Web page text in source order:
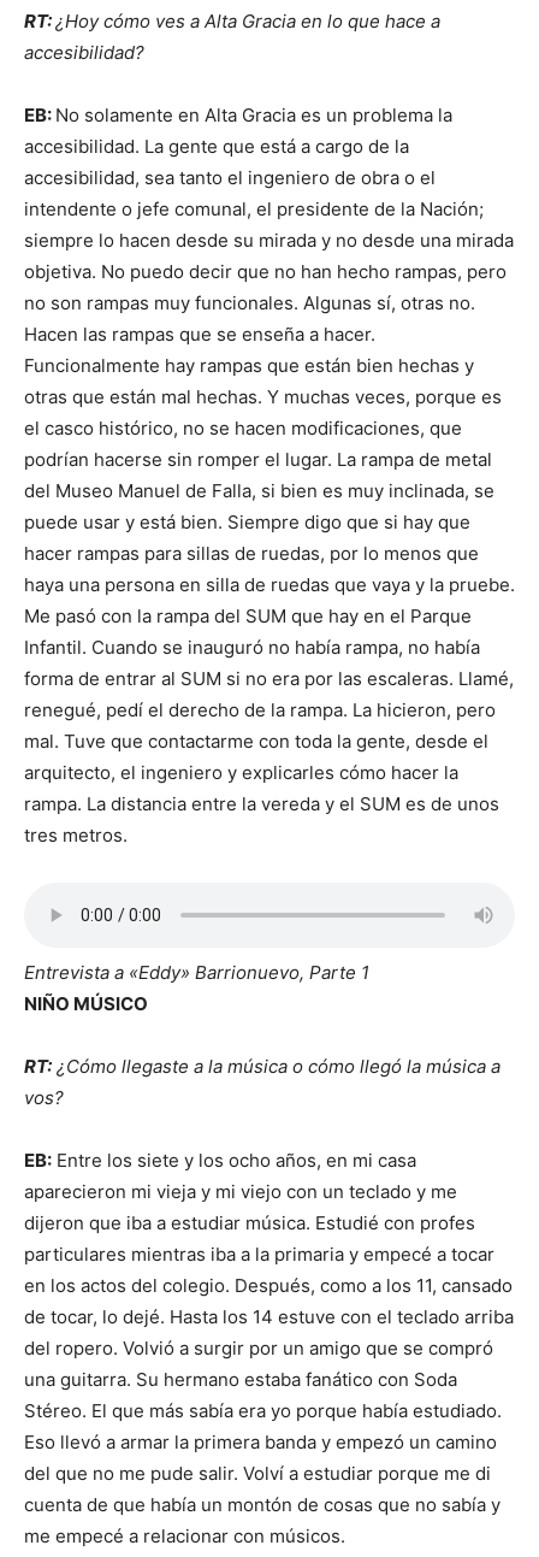
RT:¿Hoy cómo ves a Alta Gracia en lo que hace a
accesibilidad?
EB: No solamente en Alta Gracia es un problema la
accesibilidad. La gente que está a cargo de la
accesibilidad, sea tanto el ingeniero de obra o el
intendente o jefe comunal, el presidente de la Nación;
siempre lo hacen desde su mirada y no desde una mirada
objetiva. No puedo decir que no han hecho rampas, pero
no son rampas muy funcionales. Algunas sí, otras no.
Hacen las rampas que se enseña a hacer.
Funcionalmente hay rampas que están bien hechas y
otras que están mal hechas. Y muchas veces, porque es
el casco histórico, no se hacen modificaciones, que
podrían hacerse sin romper el lugar. La rampa de metal
del Museo Manuel de Falla, si bien es muy inclinada, se
puede usar y está bien. Siempre digo que si hay que
hacer rampas para sillas de ruedas, por lo menos que
haya una persona en silla de ruedas que vaya y la pruebe.
Me pasó con la rampa del SUM que hay en el Parque
Infantil. Cuando se inauguró no había rampa, no había
forma de entrar al SUM si no era por las escaleras. Llamé,
renegué, pedí el derecho de la rampa. La hicieron, pero
mal. Tuve que contactarme con toda la gente, desde el
arquitecto, el ingeniero y explicarles cómo hacer la
rampa. La distancia entre la vereda y el SUM es de unos
tres metros.
Entrevista a «Eddy» Barrionuevo, Parte 1
NIÑO MÚSICO
RT: ¿Cómo llegaste a la música o cómo llegó la música a
vos?
EB: Entre los siete y los ocho años, en mi casa
aparecieron mi vieja y mi viejo con un teclado y me
dijeron que iba a estudiar música. Estudié con profes
particulares mientras iba a la primaria y empecé a tocar
en los actos del colegio. Después, como a los 11, cansado
de tocar, lo dejé. Hasta los 14 estuve con el teclado arriba
del ropero. Volvió a surgir por un amigo que se compró
una guitarra. Su hermano estaba fanático con Soda
Stéreo. El que más sabía era yo porque había estudiado.
Eso llevó a armar la primera banda y empezó un camino
del que no me pude salir. Volví a estudiar porque me di
cuenta de que había un montón de cosas que no sabía y
me empecé a relacionar con músicos.